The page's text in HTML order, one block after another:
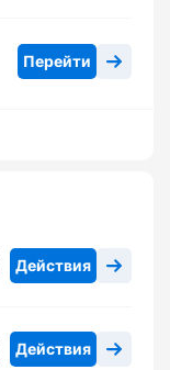
Перейти
Действия
Действия